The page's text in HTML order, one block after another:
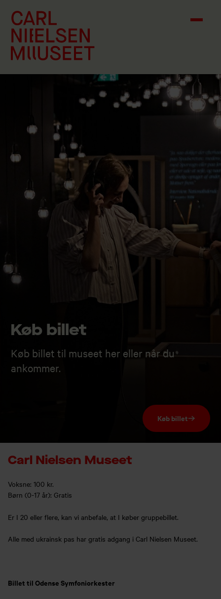
Køb billet
Køb billet til museet her eller når du
ankommer.
Køb billet
Carl Nielsen Museet
Voksne: 100 kr.
Børn (0-17 år): Gratis
Er I 20 eller flere, kan vi anbefale, at I køber gruppebillet.
Alle med ukrainsk pas har gratis adgang i Carl Nielsen Museet.
Billet til Odense Symfoniorkester